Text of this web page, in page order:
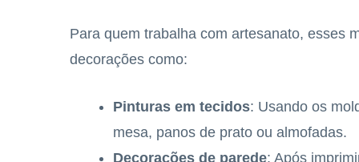
Para quem trabalha com artesanato, esses
decorações como:
Pinturas em tecidos: Usando os
mesa, panos de prato ou almofadas.
Decorações de parede: Após